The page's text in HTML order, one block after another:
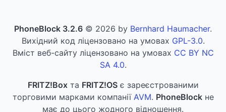
PhoneBlock 3.2.6 © 2026 by Bernhard Haumacher.
Вихідний код ліцензовано на умовах GPL-3.0.
Вміст веб-сайту ліцензовано на умовах CC BY NC
SA 4.0.
FRITZ!Boxта FRITZ!OSє зареєстрованими
торговими марками компанії AVM. PhoneBlockне
має до цього жодного відношення.